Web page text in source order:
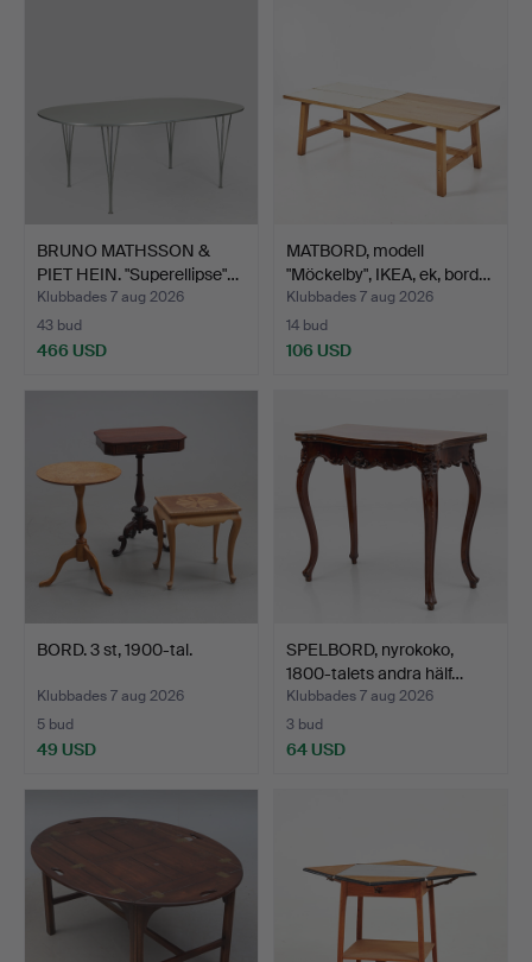
BRUNO MATHSSON &
PIET HEIN. "Superellipse"…
Klubbades 7 aug 2026
43 bud
466 USD
MATBORD, modell
"Möckelby", IKEA, ek, bord…
Klubbades 7 aug 2026
14 bud
106 USD
BORD. 3 st, 1900-tal.
Klubbades 7 aug 2026
5 bud
49 USD
SPELBORD, nyrokoko,
1800-talets andra hälf…
Klubbades 7 aug 2026
3 bud
64 USD